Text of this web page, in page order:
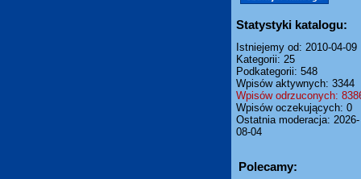
Statystyki katalogu:
Istniejemy od: 2010-04-09
Kategorii: 25
Podkategorii: 548
Wpisów aktywnych: 3344
Wpisów odrzuconych:
Wpisów oczekujących: 0
Ostatnia moderacja: 2026-
08-04
Polecamy: